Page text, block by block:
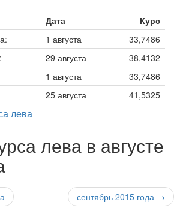
Дата
Курс
1 августа
33,7486
29 августа
38,4132
1 августа
33,7486
25 августа 41,5325
лева
лева в августе
сентябрь 2015 года →